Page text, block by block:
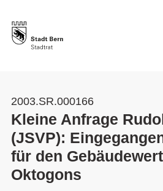
2003.SR.000166
Kleine Anfrage
(JSVP):
für den
Oktogons